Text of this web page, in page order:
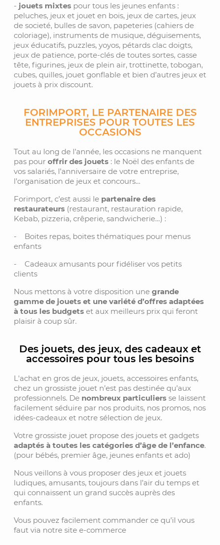
- jouets mixtespour tous les jeunes enfants :
peluches, jeux et jouet en bois, jeux de cartes, jeux
de societé, bulles de savon, papeteries (cahiers de
coloriage), instruments de musique, déguisements,
jeux éducatifs, puzzles, yoyos, pétards clac doigts,
jeux de patience, porte-clés de toutes sortes, casse
tête, figurines, jeux de plein air, trottinette, tobogan,
cubes, quilles, jouet gonflable et bien d’autres jeux et
jouets à prix discount.
FORIMPORT, LE PARTENAIRE DES
ENTREPRISES POUR TOUTES LES
OCCASIONS
Tout au long de l’année, les occasions ne manquent
pas pour offrir des jouets: le Noël des enfants de
vos salariés, l’anniversaire de votre entreprise,
l’organisation de jeux et concours…
Forimport, c’est aussi le partenaire des
restaurateurs(restaurant, restauration rapide,
Kebab, pizzeria, crêperie, sandwicherie…) :
-
Boites repas, boites thématiques pour menus
enfants
-
Cadeaux amusants pour fidéliser vos petits
clients
Nous mettons à votre disposition une grande
gamme de jouets et une variété d’offres adaptées
à tous les budgetset aux meilleurs prix qui feront
plaisir à coup sûr.
Des jouets, des jeux, des cadeaux et
accessoires pour tous les besoins
L'achat en gros de jeux, jouets, accessoires enfants,
chez un grossiste jouet n’est pas destinée qu’aux
professionnels. De nombreux particuliersse laissent
facilement séduire par nos produits, nos promos, nos
idées-cadeaux et notre sélection de jeux.
Votre grossiste jouet propose des jouets et gadgets
adaptés à toutes les catégories d’âge de l’enfance.
(pour bébés, premier âge, jeunes enfants et ado)
Nous veillons à vous proposer des jeux et jouets
ludiques, amusants, toujours dans l’air du temps et
qui connaissent un grand succès auprès des
enfants.
Vous pouvez facilement commander ce qu’il vous
faut via notre site e-commerce